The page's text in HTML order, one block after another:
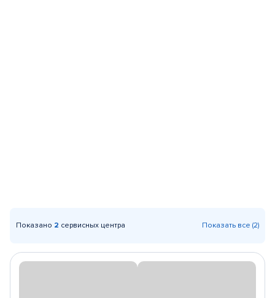
Показано 2 сервисных центра Показать все (2)